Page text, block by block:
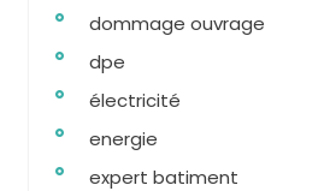
dommage ouvrage
dpe
électricité
energie
expert batiment